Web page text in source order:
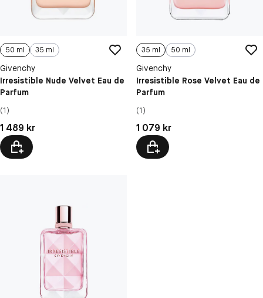
50 ml 35 ml
Givenchy
Irresistible Nude Velvet Eau de
Parfum
(1)
Pris: 1 489 kr
1 489 kr
35 ml 50 ml
Givenchy
Irresistible Rose Velvet Eau de
Parfum
(1)
Pris: 1 079 kr
1 079 kr